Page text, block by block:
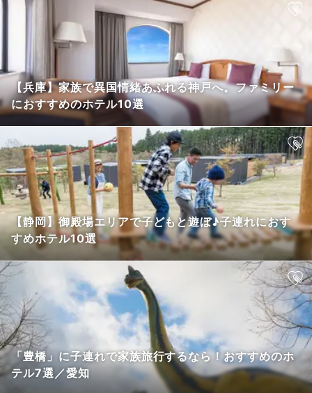
【兵庫】家族で異国情緒あふれる神戸へ。ファミリー
におすすめのホテル10選
【静岡】御殿場エリアで子どもと遊ぼ♪子連れにおす
すめホテル10選
「豊橋」に子連れで家族旅行するなら！おすすめのホ
テル7選／愛知